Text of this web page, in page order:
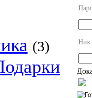
(3) Ник